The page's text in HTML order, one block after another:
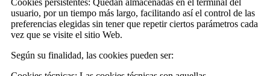
usuario, por un tiempo más largo, facilitando así el control de las
preferencias elegidas sin tener que repetir ciertos parámetros cada
vez que se visite el sitio Web.
Según su finalidad, las cookies pueden ser: